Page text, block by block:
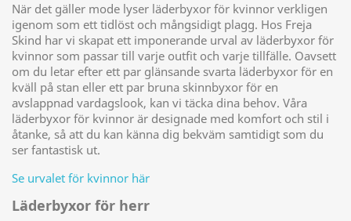
När det gäller mode lyser läderbyxor för kvinnor verkligen
igenom som ett tidlöst och mångsidigt plagg. Hos Freja
Skind har vi skapat ett imponerande urval av läderbyxor för
kvinnor som passar till varje outfit och varje tillfälle. Oavsett
om du letar efter ett par glänsande svarta läderbyxor för en
kväll på stan eller ett par bruna skinnbyxor för en
avslappnad vardagslook, kan vi täcka dina behov. Våra
läderbyxor för kvinnor är designade med komfort och stil i
åtanke, så att du kan känna dig bekväm samtidigt som du
ser fantastisk ut.
Se urvalet för kvinnor här
Läderbyxor för herr